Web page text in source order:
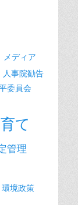
メディア
人事院勧告
委員会
て
管理
環境政策